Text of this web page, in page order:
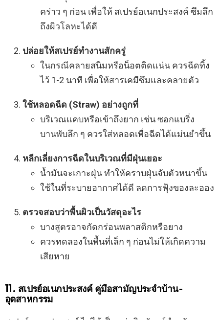
คร่าว ๆ ก่อน เพื่อให้ สเปรย์อเนกประสงค์ ซึมลึก
ถึงผิวโลหะได้ดี
ปล่อยให้สเปรย์ทำงานสักครู่
ในกรณีคลายสนิมหรือน็อตติดแน่น ควรฉีดทิ้ง
ไว้ 1-2 นาที เพื่อให้สารเคมีซึมและคลายตัว
ใช้หลอดฉีด (Straw) อย่างถูกที่
บริเวณแคบหรือเข้าถึงยาก เช่น ซอกแบริ่ง
บานพับลึก ๆ ควรใส่หลอดเพื่อฉีดได้แม่นยำขึ้น
หลีกเลี่ยงการฉีดในบริเวณที่มีฝุ่นเยอะ
น้ำมันจะเกาะฝุ่น ทำให้คราบฝุ่นจับตัวหนาขึ้น
ใช้ในที่ระบายอากาศได้ดี ลดการฟุ้งของละออง
ตรวจสอบว่าพื้นผิวเป็นวัสดุอะไร
บางสูตรอาจกัดกร่อนพลาสติกหรือยาง
ควรทดลองในพื้นที่เล็ก ๆ ก่อนไม่ให้เกิดความ
เสียหาย
11. สเปรย์อเนกประสงค์ คู่มือสามัญประจำบ้าน-
อุตสาหกรรม